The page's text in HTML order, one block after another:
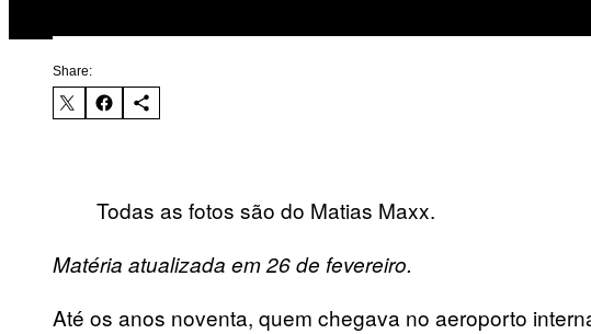
Share:
Todas as fotos são do Matias Maxx.
Matéria atualizada em 26 de fevereiro.
Até os anos noventa, quem chegava no aeroporto